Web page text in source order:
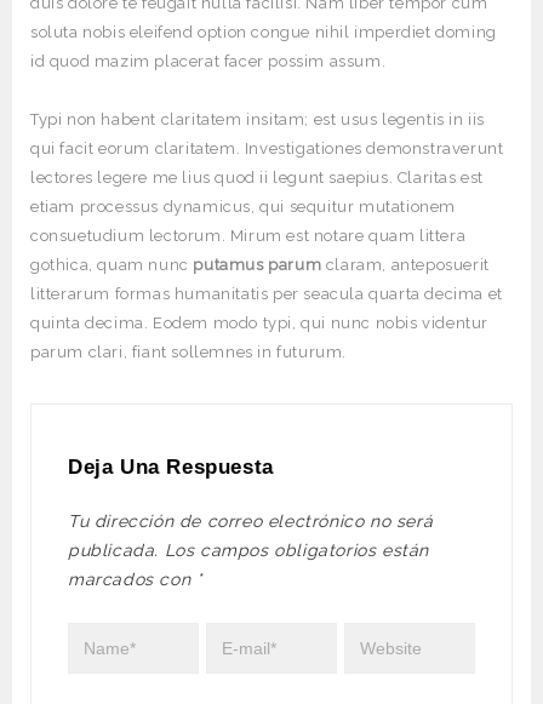
soluta nobis eleifend option congue nihil imperdiet doming
id quod mazim placerat facer possim assum.
Typi non habent claritatem insitam; est usus legentis in iis
qui facit eorum claritatem. Investigationes demonstraverunt
lectores legere me lius quod ii legunt saepius. Claritas est
etiam processus dynamicus, qui sequitur mutationem
consuetudium lectorum. Mirum est notare quam littera
gothica, quam nunc putamus parum claram, anteposuerit
litterarum formas humanitatis per seacula quarta decima et
quinta decima. Eodem modo typi, qui nunc nobis videntur
parum clari, fiant sollemnes in futurum.
Deja Una Respuesta
Tu dirección de correo electrónico no será
publicada. Los campos obligatorios están
marcados con *